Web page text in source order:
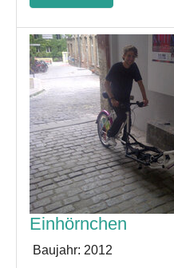
Einhörnchen
Baujahr: 2012